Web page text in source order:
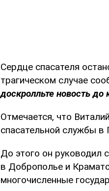
Сердце спасателя
трагическом случае
доскролльте новость до
Отмечается, что
спасательной службы в
До этого он руководил
в Доброполье и
многочисленные